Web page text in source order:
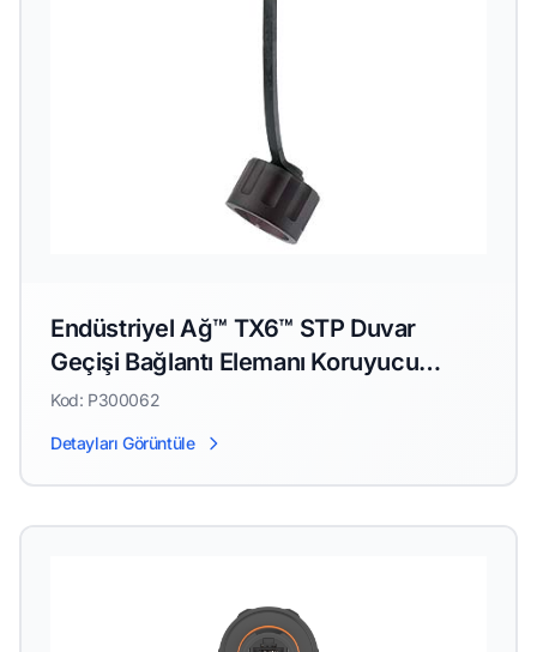
Endüstriyel Ağ™ TX6™ STP Duvar
Geçişi Bağlantı Elemanı Koruyucu
Kapaklı
Kod: P300062
Detayları Görüntüle